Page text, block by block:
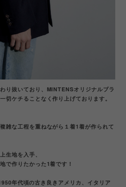
り抜いており、MINTENSオリジナルブラ
切ケチることなく作り上げております。
雑な工程を重ねながら１着1着が作られて
生地を入手、
で作りたかった1着です！
年代頃の古き良きアメリカ、イタリア